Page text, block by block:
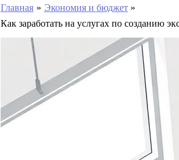
Главная
Экономия и бюджет
Как заработать на услугах по созданию